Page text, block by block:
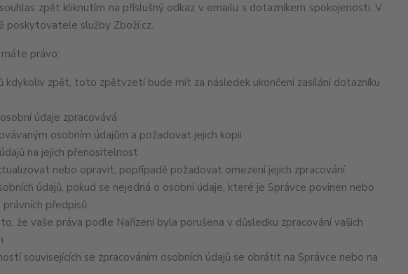
zpět kliknutím na příslušný odkaz v emailu s dotazníkem spokojenosti. V
poskytovatele služby Zboží.cz.
právo:
kdykoliv zpět, toto zpětvzetí bude mít za následek ukončení zasílání dotazníku
údaje zpracovává
osobním údajům a požadovat jejich kopii
na jejich přenositelnost
nebo opravit, popřípadě požadovat omezení jejich zpracování
údajů, pokud se nejedná o osobní údaje, které je Správce povinen nebo
předpisů
že vaše práva podle Nařízení byla porušena v důsledku zpracování vašich
souvisejících se zpracováním osobních údajů se obrátit na Správce nebo na